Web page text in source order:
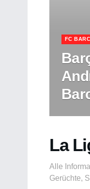
FC
La
Alle
Gerüchte,